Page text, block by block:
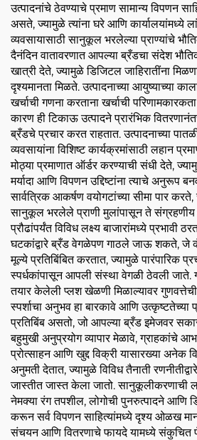
उत्पादनांचे ठेवण्याचे प्रमाण सामान्य विपणन
असते, ज्यामुळे त्यांना घरे आणि कार्यालयांमध्ये
व्यवसायासाठी सानुकूल भरलेल्या प्राण्यांचे
दैनंदिन वातावरणात आपल्या ब्रँडचा संदेश
खात्री देते, ज्यामुळे डिजिटल जाहिरातींना
दृश्यमानता मिळते. उत्पादनाच्या आयुष्याच्या
खर्चाची गणना करताना खर्चाची
कारण ही टिकाऊ उत्पादने प्रारंभिक
ब्रँडचे प्रचार करत राहतात. उत्पादनाच्या
व्यवसायांना विशिष्ट कार्यक्रमांसाठी लहान
मोठ्या प्रमाणात ऑर्डर करण्याची संधी देते,
मर्यादा आणि विपणन उद्दिष्टांना त्याचे अनुरूप
सार्वत्रिक आकर्षण वयोगटांच्या सीमा पार
सानुकूल भरलेले प्राणी मुलांपासून ते संग्रहणीय
प्रौढांपर्यंत विविध लक्ष्य बाजारांमध्ये प्रभावी
घटकांद्वारे ब्रँड वेगळेपण गाठले जाऊ शकते, जे
मूल्ये प्रतिबिंबित करतात, ज्यामुळे पारंपारिक
स्पर्धकांपासून आपली संस्था वेगळी ठेवली जाते.
तयार केलेली प्लश खेळणी मिळाल्यावर
स्पर्शाचा अनुभव हा बारकावे आणि
प्रतिबिंब असतो, जो आपल्या ब्रँड इमेजवर
बहुमुखी अनुप्रयोग व्यापार मेळावे, ग्राहकांचे
प्रोत्साहन आणि खुद्द विक्री यासारख्या अनेक
अनुमती देतात, ज्यामुळे विविध तैनाती
जास्तीत जास्त केला जातो. सानुकूलीकरणाची
नेमक्या रंग तपशील, लोगोची पुनरुत्पादने आणि
करून सर्व विपणन साहित्यांमध्ये दृश्य ओळख
संचयन आणि वितरणाचे फायदे यामध्ये संकुचित